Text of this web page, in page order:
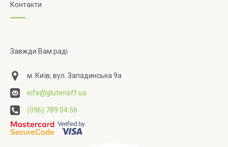
Контакти
Завжди Вам раді
м. Київ, вул. Западинська 9а
info@glutenoff.ua
(096) 789 04 56